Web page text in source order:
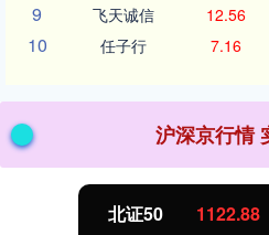
9 飞天诚信 12.56
10 任子行 7.16
沪深京行情
北证50 1122.88